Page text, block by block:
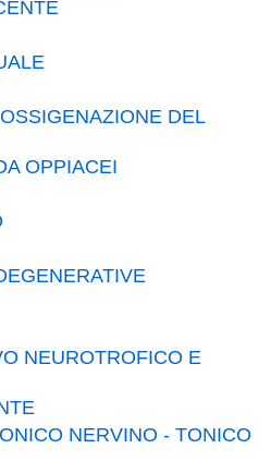
DEL
OPPIACEI
NEUROTROFICO E
NERVINO - TONICO